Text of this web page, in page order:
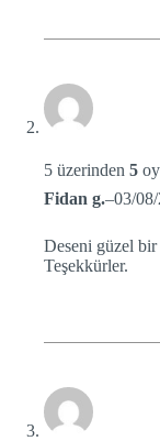
5 üzerinden 5
Fidan g.–03/
Deseni güzel bir
Teşekkürler.